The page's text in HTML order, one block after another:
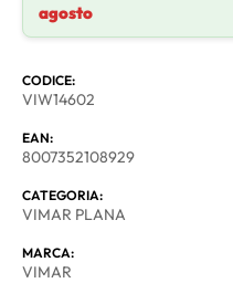
agosto
CODICE:
VIW14602
EAN:
8007352108929
CATEGORIA:
VIMAR PLANA
MARCA:
VIMAR